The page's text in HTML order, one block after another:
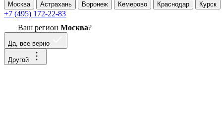
Москва
Астрахань Воронеж Кемерово Краснодар Курск
+7 (495) 172-22-83
Ваш регион Москва?
Да, все верно
Другой